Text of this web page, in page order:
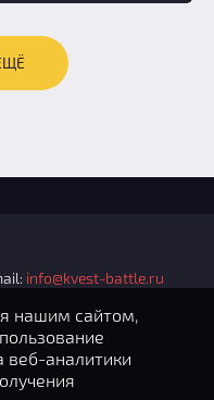
info@kvest-battle.ru
нашим сайтом,
веб-аналитики